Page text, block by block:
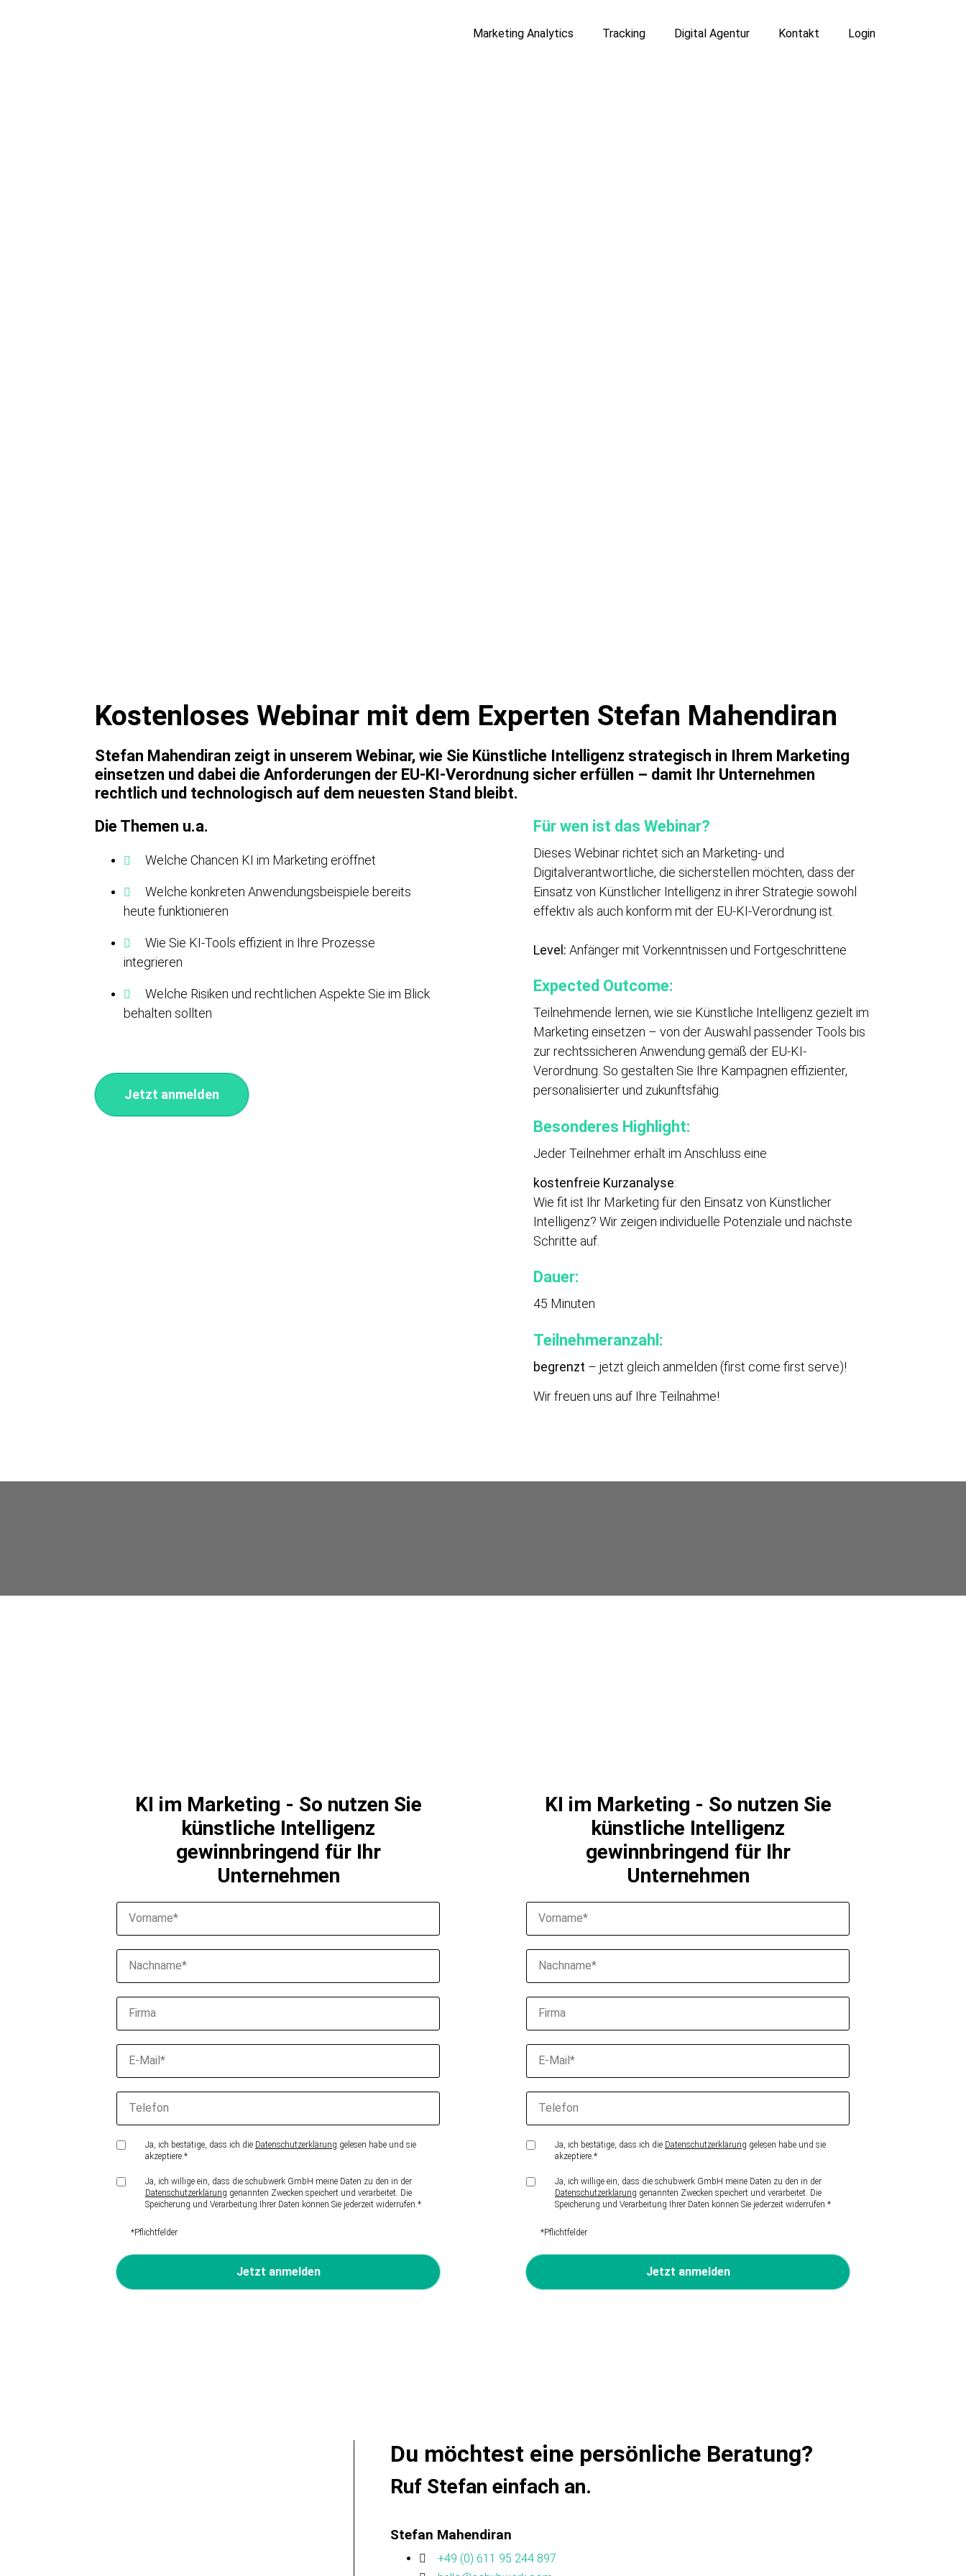
Marketing Analytics Tracking Digital Agentur Kontakt Login
Kostenloses Webinar mit dem Experten Stefan Mahendiran
Stefan Mahendiran zeigt in unserem Webinar, wie Sie Künstliche Intelligenz strategisch in Ihrem Marketing
einsetzen und dabei die Anforderungen der EU-KI-Verordnung sicher erfüllen – damit Ihr Unternehmen
rechtlich und technologisch auf dem neuesten Stand bleibt.
Die Themen u.a.
Welche Chancen KI im Marketing eröffnet
Welche konkreten Anwendungsbeispiele bereits
heute funktionieren
Wie Sie KI-Tools effizient in Ihre Prozesse
integrieren
Welche Risiken und rechtlichen Aspekte Sie im Blick
behalten sollten
Jetzt anmelden
Für wen ist das Webinar?
Dieses Webinar richtet sich an Marketing- und
Digitalverantwortliche, die sicherstellen möchten, dass der
Einsatz von Künstlicher Intelligenz in ihrer Strategie sowohl
effektiv als auch konform mit der EU-KI-Verordnung ist.
Level: Anfänger mit Vorkenntnissen und Fortgeschrittene
Expected Outcome:
Teilnehmende lernen, wie sie Künstliche Intelligenz gezielt im
Marketing einsetzen – von der Auswahl passender Tools bis
zur rechtssicheren Anwendung gemäß der EU-KI-
Verordnung. So gestalten Sie Ihre Kampagnen effizienter,
personalisierter und zukunftsfähig.
Besonderes Highlight:
Jeder Teilnehmer erhält im Anschluss eine
kostenfreie Kurzanalyse:
Wie fit ist Ihr Marketing für den Einsatz von Künstlicher
Intelligenz? Wir zeigen individuelle Potenziale und nächste
Schritte auf.
Dauer:
45 Minuten
Teilnehmeranzahl:
begrenzt – jetzt gleich anmelden (first come first serve)!
Wir freuen uns auf Ihre Teilnahme!
KI im Marketing - So nutzen Sie
künstliche Intelligenz
gewinnbringend für Ihr
Unternehmen
Ja, ich bestätige, dass ich die Datenschutzerklärung gelesen habe und sie
akzeptiere.*
Ja, ich willige ein, dass die schubwerk GmbH meine Daten zu den in der
Datenschutzerklärung genannten Zwecken speichert und verarbeitet. Die
Speicherung und Verarbeitung Ihrer Daten können Sie jederzeit widerrufen.*
*Pflichtfelder
Jetzt anmelden
KI im Marketing - So nutzen Sie
künstliche Intelligenz
gewinnbringend für Ihr
Unternehmen
Ja, ich bestätige, dass ich die Datenschutzerklärung gelesen habe und sie
akzeptiere.*
Ja, ich willige ein, dass die schubwerk GmbH meine Daten zu den in der
Datenschutzerklärung genannten Zwecken speichert und verarbeitet. Die
Speicherung und Verarbeitung Ihrer Daten können Sie jederzeit widerrufen.*
*Pflichtfelder
Jetzt anmelden
Du möchtest eine persönliche Beratung?
Ruf Stefan einfach an.
Stefan Mahendiran
+49 (0) 611 95 244 897